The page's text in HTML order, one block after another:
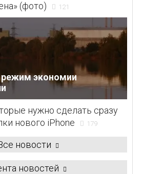
(фото)
121
режим экономии
нужно сделать сразу
нового iPhone
179
новости
новостей